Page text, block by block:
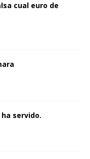
cual euro de
servido.